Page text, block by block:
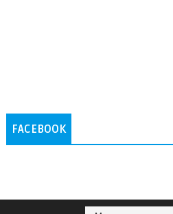
FACEBOOK